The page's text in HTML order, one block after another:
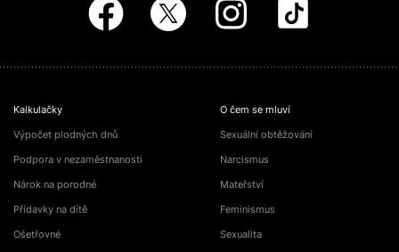
Kalkulačky
Výpočet plodných dnů
Podpora v nezaměstnanosti
Nárok na porodné
Přídavky na dítě
Ošetřovné
O čem se mluví
Sexuální obtěžování
Narcismus
Mateřství
Feminismus
Sexualita